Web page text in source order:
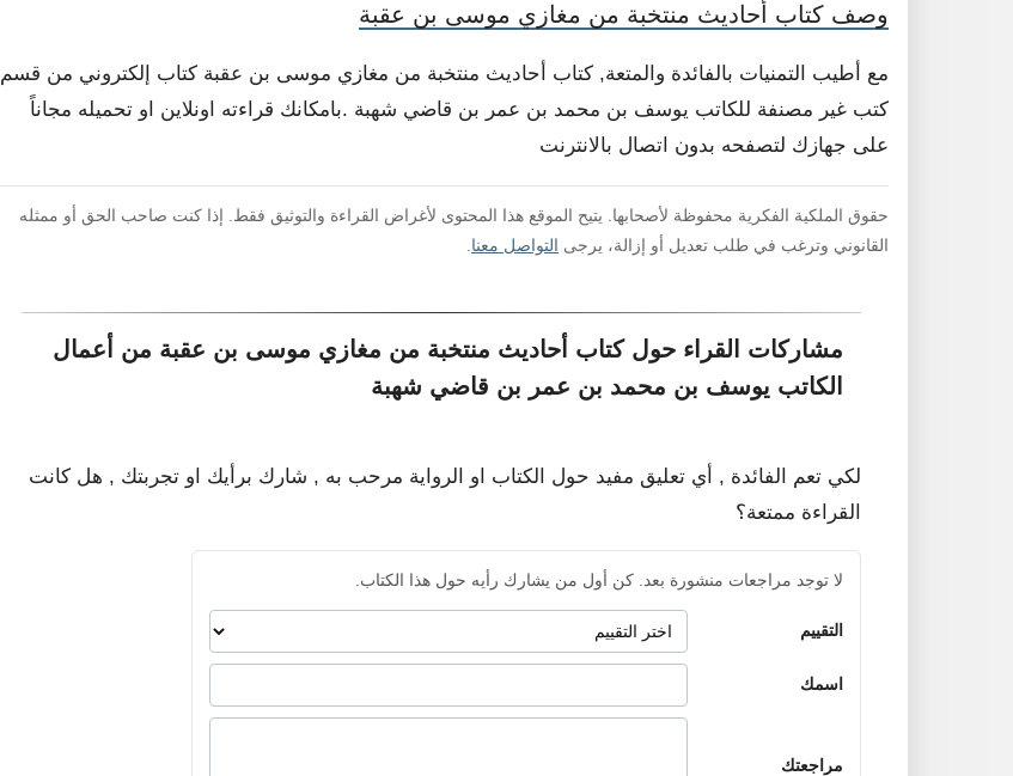
وصف كتاب أحاديث منتخبة من مغازي موسى بن عقبة
مع أطيب التمنيات بالفائدة والمتعة, كتاب أحاديث منتخبة من مغازي موسى بن عقبة كتاب إلكتروني من قسم
كتب غير مصنفة للكاتب يوسف بن محمد بن عمر بن قاضي شهبة .بامكانك قراءته اونلاين او تحميله مجاناً
على جهازك لتصفحه بدون اتصال بالانترنت
حقوق الملكية الفكرية محفوظة لأصحابها. يتيح الموقع هذا المحتوى لأغراض القراءة والتوثيق فقط. إذا كنت صاحب الحق أو ممثله
القانوني وترغب في طلب تعديل أو إزالة، يرجى التواصل معنا
مشاركات القراء حول كتاب أحاديث منتخبة من مغازي موسى بن عقبة من أعمال
الكاتب يوسف بن محمد بن عمر بن قاضي شهبة
لكي تعم الفائدة , أي تعليق مفيد حول الكتاب او الرواية مرحب به , شارك برأيك او تجربتك , هل كانت
القراءة ممتعة؟
لا توجد مراجعات منشورة بعد. كن أول من يشارك رأيه حول هذا الكتاب.
التقييم
اسمك
مراجعتك